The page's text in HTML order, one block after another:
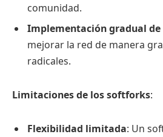
comunidad.
Implementación gradual de
mejorar la red de manera
radicales.
Limitaciones de los softforks:
Flexibilidad limitada: Un